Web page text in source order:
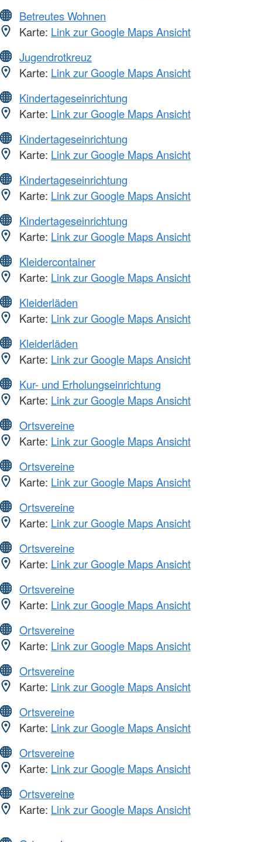
Betreutes Wohnen
Karte: Link zur Google Maps Ansicht
Jugendrotkreuz
Karte: Link zur Google Maps Ansicht
Kindertageseinrichtung
Karte: Link zur Google Maps Ansicht
Kindertageseinrichtung
Karte: Link zur Google Maps Ansicht
Kindertageseinrichtung
Karte: Link zur Google Maps Ansicht
Kindertageseinrichtung
Karte: Link zur Google Maps Ansicht
Kleidercontainer
Karte: Link zur Google Maps Ansicht
Kleiderläden
Karte: Link zur Google Maps Ansicht
Kleiderläden
Karte: Link zur Google Maps Ansicht
Kur- und Erholungseinrichtung
Karte: Link zur Google Maps Ansicht
Ortsvereine
Karte: Link zur Google Maps Ansicht
Ortsvereine
Karte: Link zur Google Maps Ansicht
Ortsvereine
Karte: Link zur Google Maps Ansicht
Ortsvereine
Karte: Link zur Google Maps Ansicht
Ortsvereine
Karte: Link zur Google Maps Ansicht
Ortsvereine
Karte: Link zur Google Maps Ansicht
Ortsvereine
Karte: Link zur Google Maps Ansicht
Ortsvereine
Karte: Link zur Google Maps Ansicht
Ortsvereine
Karte: Link zur Google Maps Ansicht
Ortsvereine
Karte: Link zur Google Maps Ansicht